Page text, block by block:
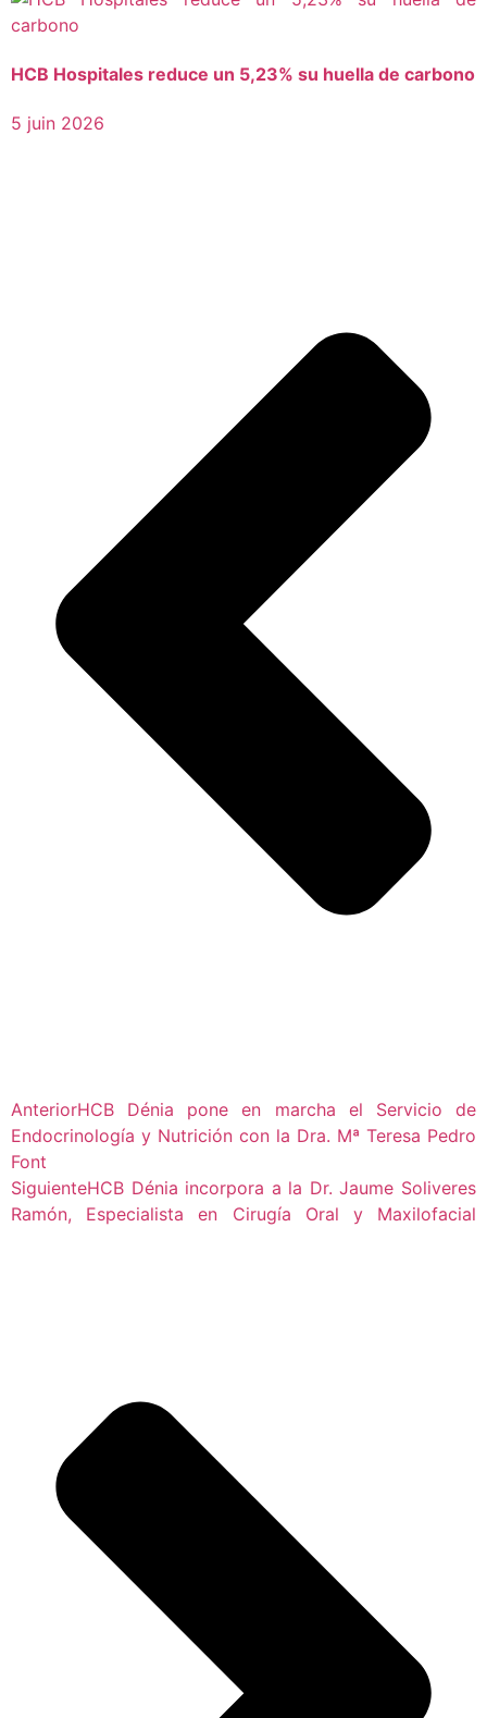
HCB Hospitales reduce un 5,23% su huella de carbono
5 juin 2026
AnteriorHCB Dénia pone en marcha el Servicio de
Endocrinología y Nutrición con la Dra. Mª Teresa Pedro
Font
SiguienteHCB Dénia incorpora a la Dr. Jaume Soliveres
Ramón, Especialista en Cirugía Oral y Maxilofacial